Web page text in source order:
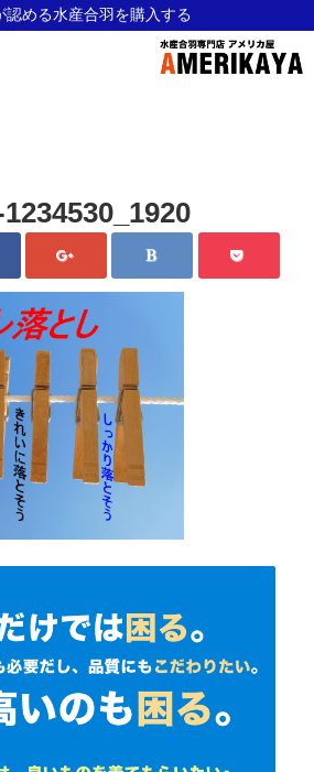
認める水産合羽を購入する
Close